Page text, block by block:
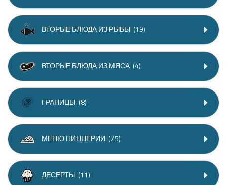
ВТОРЫЕ БЛЮДА ИЗ РЫБЫ (19)
ВТОРЫЕ БЛЮДА ИЗ МЯСА(4)
ГРАНИЦЫ (8)
МЕНЮ ПИЦЦЕРИИ (25)
ДЕСЕРТЫ (11)